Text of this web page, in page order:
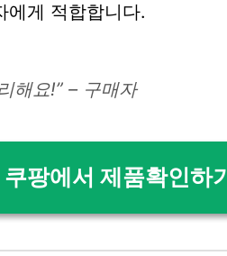
에게 적합합니다.
해요!” – 구매자
쿠팡에서 제품확인하기